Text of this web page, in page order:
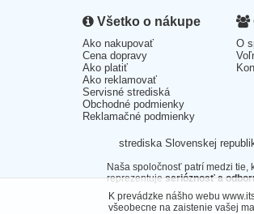
Všetko o nákupe
Ako nakupovať
Cena dopravy
Ako platiť
Ako reklamovať
Servisné strediská
Obchodné podmienky
Reklamačné podmienky
O
strediska Slovenskej
Naša spoločnosť patrí medzi tie,
reprezentujeserióznosť a
K prevádzke nášho webu
všeobecne na zaistenie vašej